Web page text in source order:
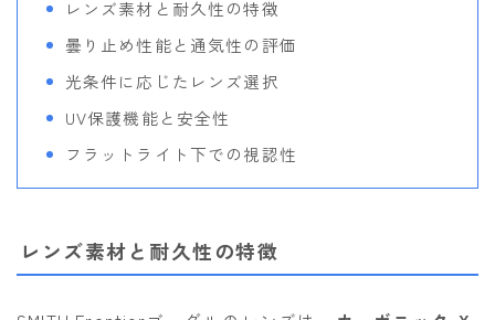
レンズ素材と耐久性の特徴
曇り止め性能と通気性の評価
光条件に応じたレンズ選択
UV保護機能と安全性
フラットライト下での視認性
レンズ素材と耐久性の特徴